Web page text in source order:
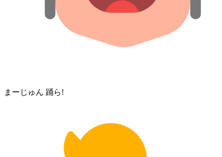
まーじゅん 踊ら!